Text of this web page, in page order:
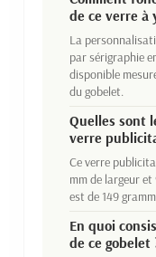
de ce verre à
La
par sérigraphie
disponible
du gobelet.
Quelles sont
verre
Ce verre
mm de largeur
est de 149
En quoi
de ce gobelet